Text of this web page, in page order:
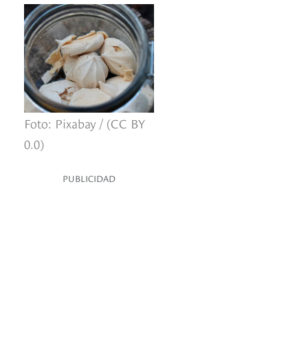
Foto: Pixabay / (CC BY
0.0)
PUBLICIDAD